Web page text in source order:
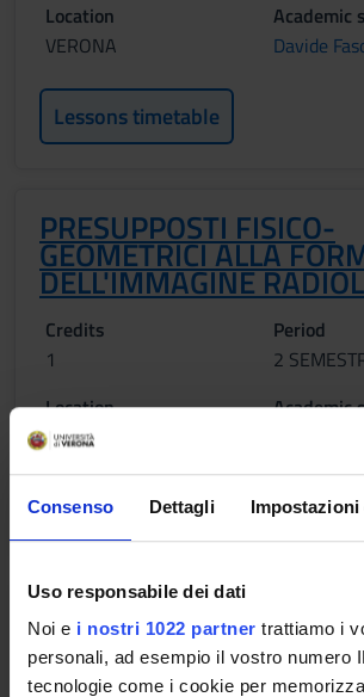
Consenso Dettagli
Uso responsabile dei dati
Noi e i nostri 1022 partner trattiamo i
personali, ad esempio il vostro numero
tecnologie come i cookie per
Location
VERONA
Academic
Davide
Lessons timetable
PRESUPPOSTI FISICO-
GEOMETRICI ALLA
DELL'IMMAGINE
Credits
1
Period
2
Location
VERONA
Academic
Lessons timetable
SISTEMI INFORMATIVI
RADIOLOGICI,
ARCHIVIAZIONE DELLE